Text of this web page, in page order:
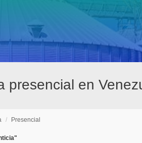
presencial en
/ Presencial